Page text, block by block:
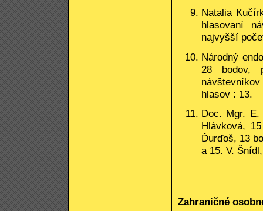
Natalia
hlasovaní
najvyšší
Národný
28 bodov,
hlasov : 13.
Doc. Mgr.
Hlávková,
Ďurďoš, 13
a 15. V.
Zahraničné